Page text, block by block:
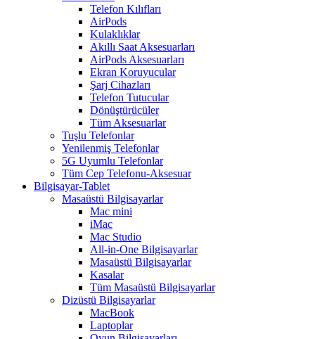
Telefon Kılıfları
AirPods
Kulaklıklar
Akıllı Saat Aksesuarları
AirPods Aksesuarları
Ekran Koruyucular
Şarj Cihazları
Telefon Tutucular
Dönüştürücüler
Tüm Aksesuarlar
Tuşlu Telefonlar
Yenilenmiş Telefonlar
5G Uyumlu Telefonlar
Tüm Cep Telefonu-Aksesuar
Bilgisayar-Tablet
Masaüstü Bilgisayarlar
Mac mini
iMac
Mac Studio
All-in-One Bilgisayarlar
Masaüstü Bilgisayarlar
Kasalar
Tüm Masaüstü Bilgisayarlar
Dizüstü Bilgisayarlar
MacBook
Laptoplar